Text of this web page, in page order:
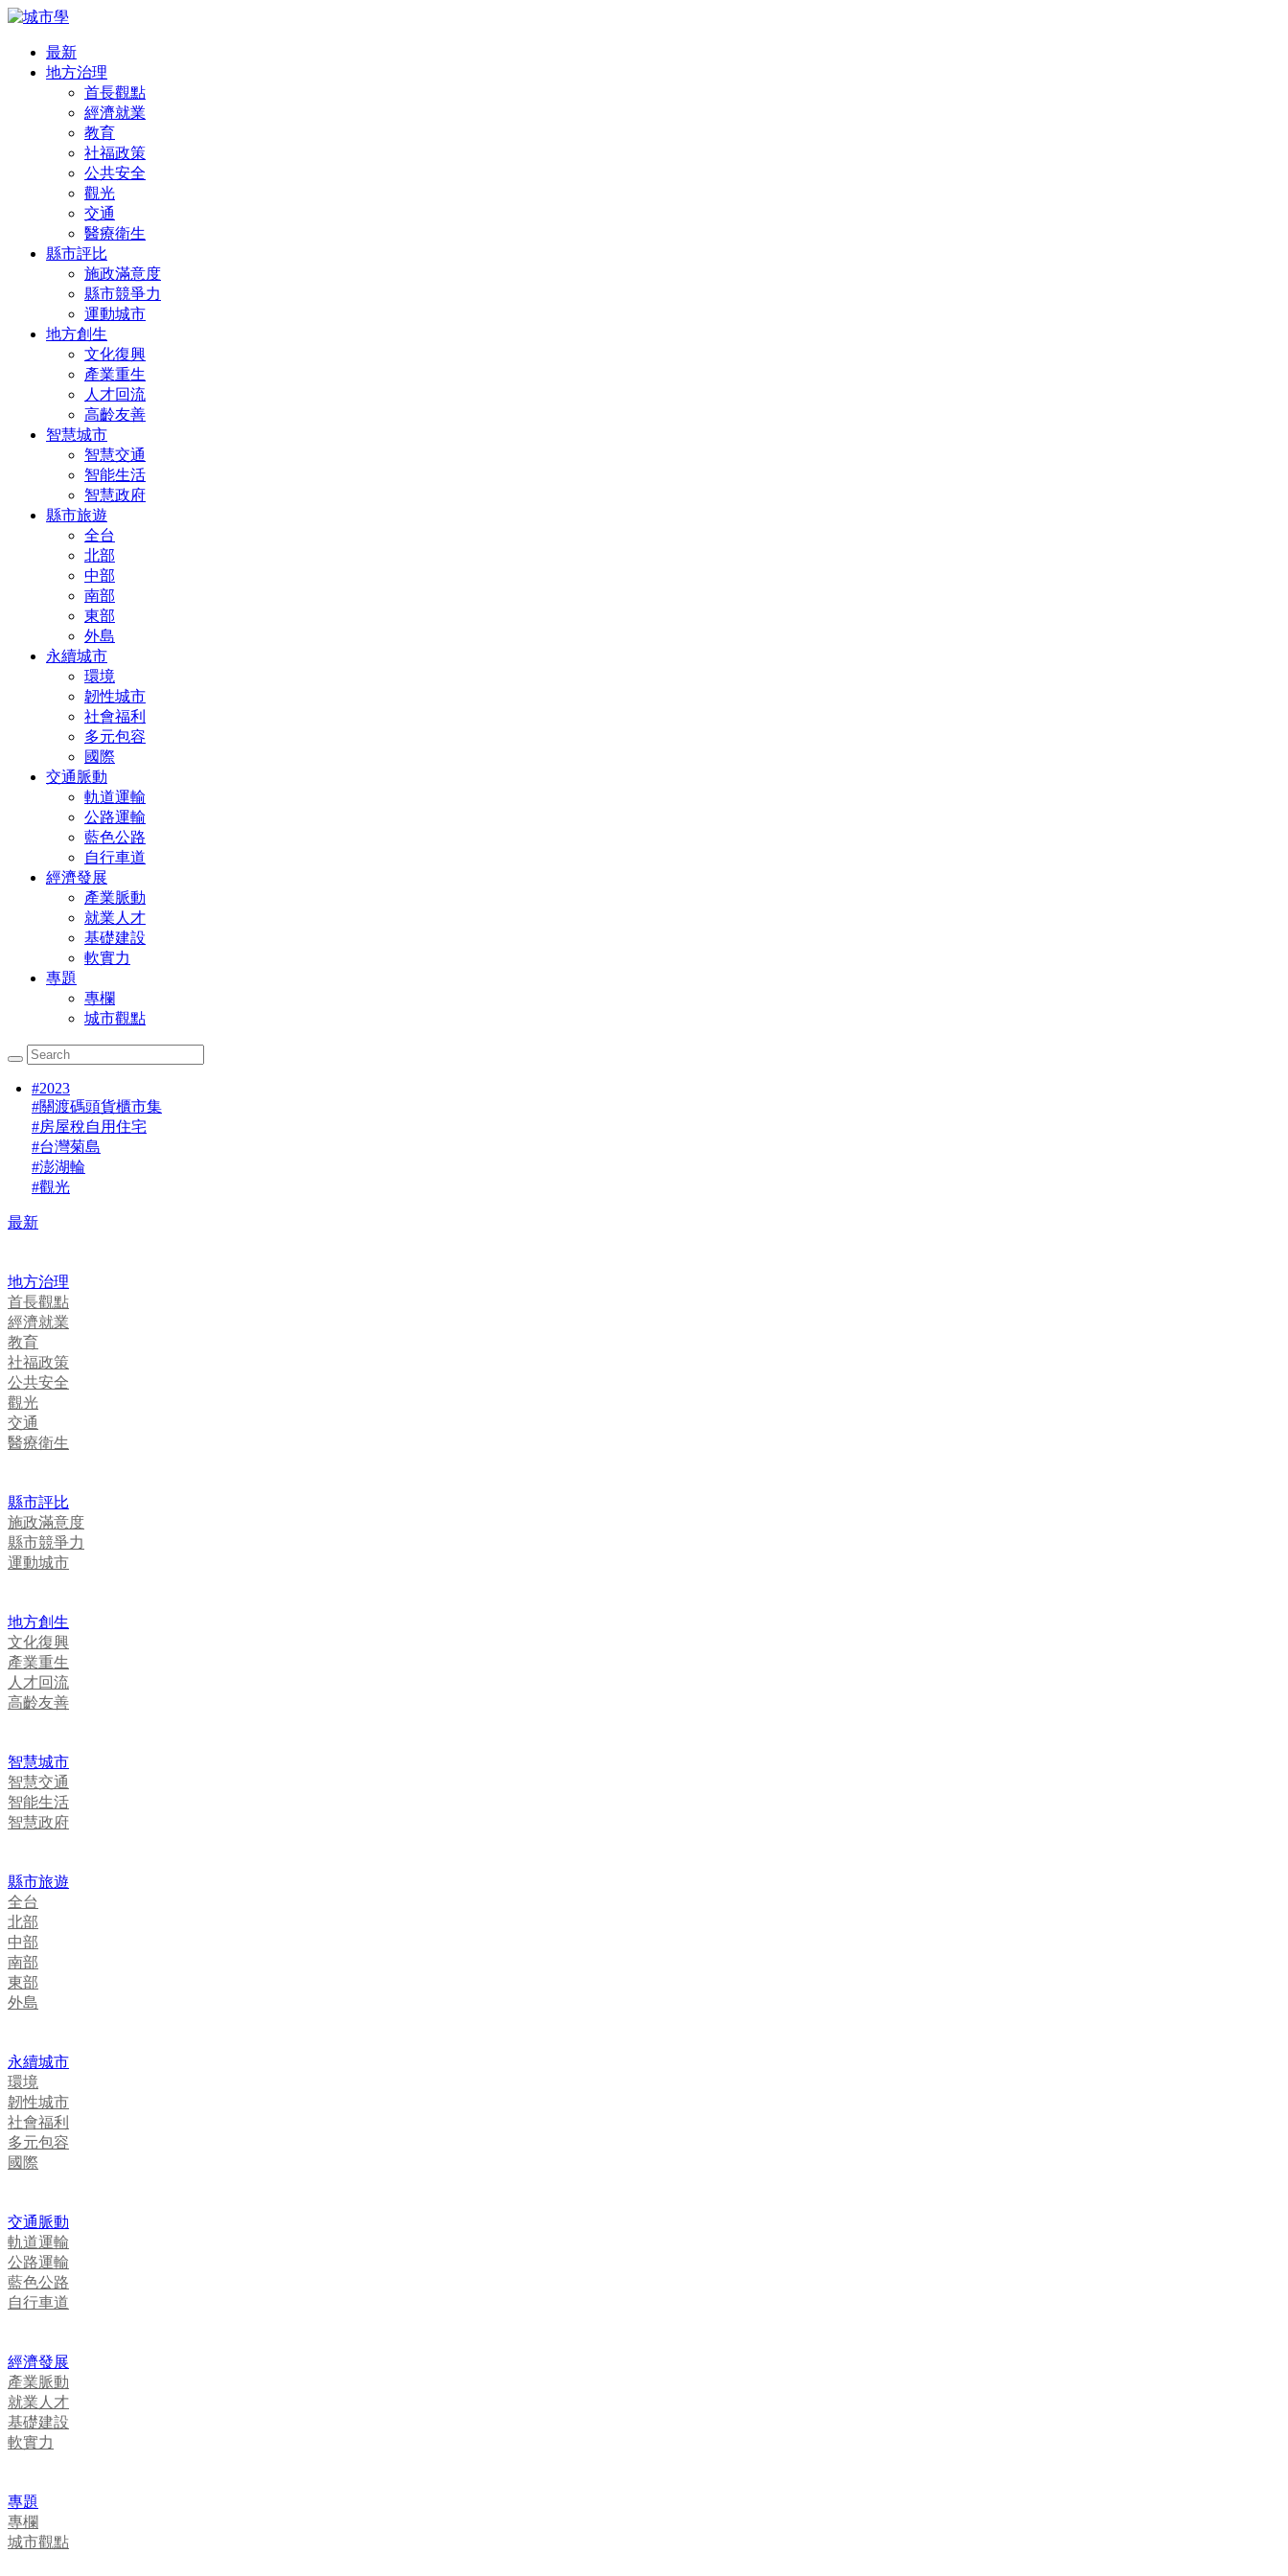
最新
地方治理
首長觀點
經濟就業
教育
社福政策
公共安全
觀光
交通
醫療衛生
縣市評比
施政滿意度
縣市競爭力
運動城市
地方創生
文化復興
產業重生
人才回流
高齡友善
智慧城市
智慧交通
智能生活
智慧政府
縣市旅遊
全台
北部
中部
南部
東部
外島
永續城市
環境
韌性城市
社會福利
多元包容
國際
交通脈動
軌道運輸
公路運輸
藍色公路
自行車道
經濟發展
產業脈動
就業人才
基礎建設
軟實力
專題
專欄
城市觀點
#2023
#關渡碼頭貨櫃市集
#房屋稅自用住宅
#台灣菊島
#澎湖輪
#觀光
最新
地方治理
首長觀點
經濟就業
教育
社福政策
公共安全
觀光
交通
醫療衛生
縣市評比
施政滿意度
縣市競爭力
運動城市
地方創生
文化復興
產業重生
人才回流
高齡友善
智慧城市
智慧交通
智能生活
智慧政府
縣市旅遊
全台
北部
中部
南部
東部
外島
永續城市
環境
韌性城市
社會福利
多元包容
國際
交通脈動
軌道運輸
公路運輸
藍色公路
自行車道
經濟發展
產業脈動
就業人才
基礎建設
軟實力
專題
專欄
城市觀點